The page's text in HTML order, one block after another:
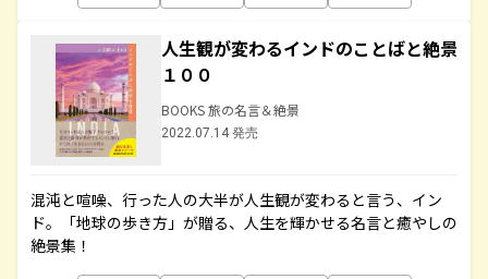
人生観が変わるインドのことばと絶景
１００
BOOKS 旅の名言＆絶景
2022.07.14 発売
混沌と喧噪、行った人の大半が人生観が変わると言う、イン
ド。「地球の歩き方」が贈る、人生を輝かせる名言と癒やしの
絶景集！